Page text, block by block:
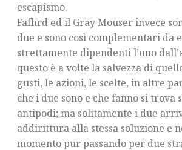
escapismo.
Fafhrd ed il Gray Mouser invece
due e sono così complementari da
strettamente dipendenti l’uno
questo è a volte la salvezza di
gusti, le azioni, le scelte, in altre
che i due sono e che fanno si trova
antipodi; ma solitamente i due
addirittura alla stessa soluzione e
momento pur passando per due